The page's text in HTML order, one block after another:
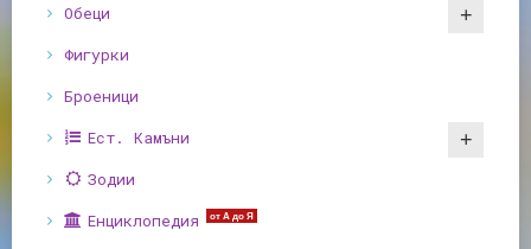
Обеци
Фигурки
Броеници
Ест. Камъни
Зодии
Енциклопедия
от А до Я